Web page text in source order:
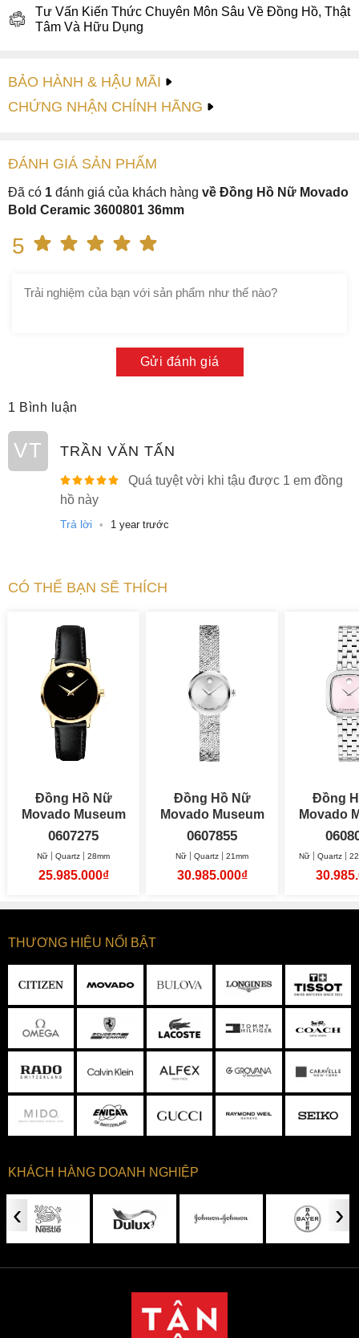
Tư Vấn Kiến Thức Chuyên Môn Sâu Về Đồng Hồ, Thật
Tâm Và Hữu Dụng
BẢO HÀNH & HẬU MÃI
CHỨNG NHẬN CHÍNH HÃNG
ĐÁNH GIÁ SẢN PHẤM
Đã có 1 đánh giá của khách hàng về Đồng Hồ Nữ Movado
Bold Ceramic 3600801 36mm
5
Gửi đánh giá
1 Bình luận
VT TRẦN VĂN TẤN
Quá tuyệt vời khi tậu được 1 em đồng
hồ này
Trả lời • 1 year trước
CÓ THỂ BẠN SẼ THÍCH
Đồng Hồ Nữ
Movado Museum
Classic 28mm
0607275
Nữ Quartz 28mm
25.985.000₫
Đồng Hồ Nữ
Movado Museum
Velura Mini 21mm
0607855
Nữ Quartz 21mm
30.985.000₫
Đồng
Movado
Nữ Quartz
THƯƠNG HIỆU NỔI BẬT
KHÁCH HÀNG DOANH NGHIỆP
‹ ›